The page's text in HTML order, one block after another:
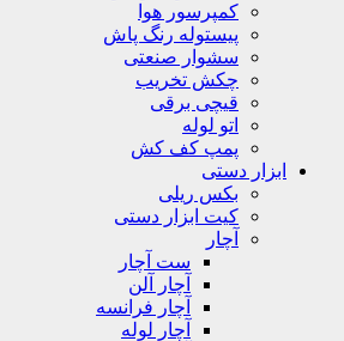
کمپرسور هوا
پیستوله رنگ پاش
سشوار صنعتی
چکش تخریب
قیچی برقی
اتو لوله
پمپ کف کش
ابزار دستی
بکس ریلی
کیت ابزار دستی
آچار
ست آچار
آچار آلن
آچار فرانسه
آچار لوله